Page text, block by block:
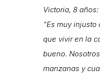
Victoria, 8 años:
“Es muy
que vivir en la
bueno.
manzanas y